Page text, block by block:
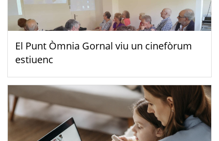
El Punt Òmnia Gornal viu un cinefòrum
estiuenc